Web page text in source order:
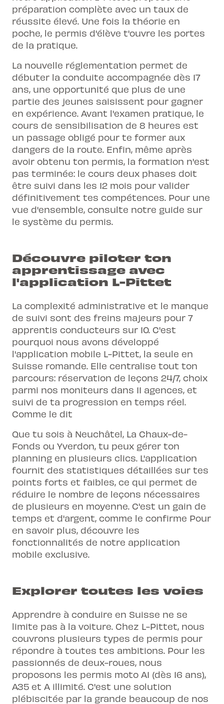
préparation complète avec un taux de
réussite élevé. Une fois la théorie en
poche, le permis d'élève t'ouvre les portes
de la pratique.
La nouvelle réglementation permet de
débuter la conduite accompagnée dès 17
ans, une opportunité que plus de une
partie des jeunes saisissent pour gagner
en expérience. Avant l'examen pratique, le
cours de sensibilisation de 8 heures est
un passage obligé pour te former aux
dangers de la route. Enfin, même après
avoir obtenu ton permis, la formation n'est
pas terminée: le cours deux phases doit
être suivi dans les 12 mois pour valider
définitivement tes compétences. Pour une
vue d'ensemble, consulte notre guide sur
le système du permis.
Découvre piloter ton
apprentissage avec
l'application L-Pittet
La complexité administrative et le manque
de suivi sont des freins majeurs pour 7
apprentis conducteurs sur 10. C'est
pourquoi nous avons développé
l'application mobile L-Pittet, la seule en
Suisse romande. Elle centralise tout ton
parcours: réservation de leçons 24/7, choix
parmi nos moniteurs dans 11 agences, et
suivi de ta progression en temps réel.
Comme le dit
Que tu sois à Neuchâtel, La Chaux-de-
Fonds ou Yverdon, tu peux gérer ton
planning en plusieurs clics. L'application
fournit des statistiques détaillées sur tes
points forts et faibles, ce qui permet de
réduire le nombre de leçons nécessaires
de plusieurs en moyenne. C'est un gain de
temps et d'argent, comme le confirme Pour
en savoir plus, découvre les
fonctionnalités de notre application
mobile exclusive.
Explorer toutes les voies
Apprendre à conduire en Suisse ne se
limite pas à la voiture. Chez L-Pittet, nous
couvrons plusieurs types de permis pour
répondre à toutes tes ambitions. Pour les
passionnés de deux-roues, nous
proposons les permis moto A1 (dès 16 ans),
A35 et A illimité. C'est une solution
plébiscitée par la grande beaucoup de nos